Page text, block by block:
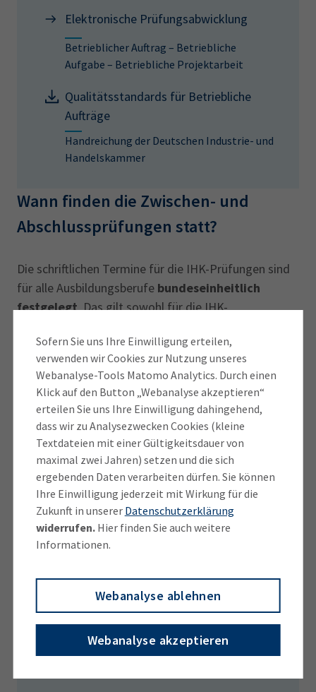
Sofern Sie uns Ihre Einwilligung erteilen,
verwenden wir Cookies zur Nutzung unseres
Webanalyse-Tools Matomo Analytics. Durch einen
Klick auf den Button „Webanalyse akzeptieren“
erteilen Sie uns Ihre Einwilligung dahingehend,
dass wir zu Analysezwecken Cookies (kleine
Textdateien mit einer Gültigkeitsdauer von
maximal zwei Jahren) setzen und die sich
ergebenden Daten verarbeiten dürfen. Sie können
Ihre Einwilligung jederzeit mit Wirkung für die
Zukunft in unserer Datenschutzerklärung
widerrufen.Hier finden Sie auch weitere
Informationen.
Webanalyse ablehnen
Webanalyse akzeptieren
Elektronische Prüfungsabwicklung
Betrieblicher Auftrag – Betriebliche
Aufgabe – Betriebliche Projektarbeit
Qualitätsstandards für Betriebliche
Aufträge
Handreichung der Deutschen Industrie- und
Handelskammer
Wann finden die Zwischen- und
Abschlussprüfungen statt?
Die schriftlichen Termine für die IHK-Prüfungen sind
für alle Ausbildungsberufe bundeseinheitlich
festgelegt. Das gilt sowohl für die IHK-
auch für die gestreckte Prüfung mit der
Abschlussprüfung Teil 1 und Teil 2.
Die mündlichen und/oder praktischen IHK-Prüfungen
finden im Anschluss statt.
Die Ausbildungsberufe sind in folgende Bereiche
gegliedert:
Gewerblich-technische und graphische
Berufe
Kaufmännische und kaufmännisch-
verwandte Berufe
Weitere Informationen zu